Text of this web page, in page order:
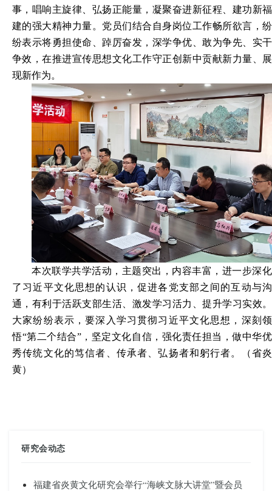
事，唱响主旋律、弘扬正能量，凝聚奋进新征程、建功新福
建的强大精神力量。党员们结合自身岗位工作畅所欲言，纷
纷表示将勇担使命、踔厉奋发，深学争优、敢为争先、实干
争效，在推进宣传思想文化工作守正创新中贡献新力量、展
现新作为。
本次联学共学活动，主题突出，内容丰富，进一步深化
了习近平文化思想的认识，促进各党支部之间的互动与沟
通，有利于活跃支部生活、激发学习活力、提升学习实效。
大家纷纷表示，要深入学习贯彻习近平文化思想，深刻领
悟“第二个结合”，坚定文化自信，强化责任担当，做中华优
秀传统文化的笃信者、传承者、弘扬者和躬行者。
（省炎
黄）
研究会动态
福建省炎黄文化研究会举行“海峡文脉大讲堂”暨会员